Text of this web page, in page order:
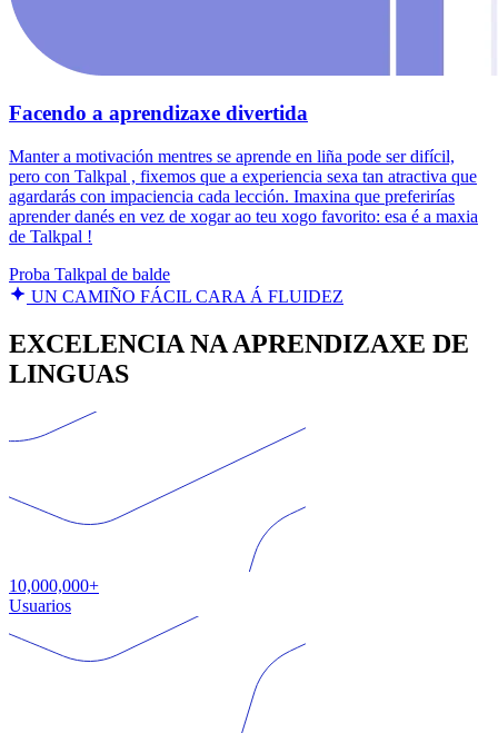
Facendo a aprendizaxe divertida
Manter a motivación mentres se aprende en liña pode ser difícil,
pero con Talkpal , fixemos que a experiencia sexa tan atractiva que
agardarás con impaciencia cada lección. Imaxina que preferirías
aprender danés en vez de xogar ao teu xogo favorito: esa é a maxia
de Talkpal !
Proba Talkpal de balde
UN CAMIÑO FÁCIL CARA Á FLUIDEZ
EXCELENCIA NA APRENDIZAXE DE
LINGUAS
10,000,000+
Usuarios